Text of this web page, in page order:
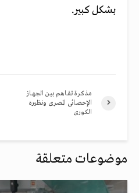
بشكل كبير.
مذكــرة تفـاهم بيـن الجهـاز
الإحصـائى المصـرى ونظـيره
الكــورى
موضوعات متعلقة